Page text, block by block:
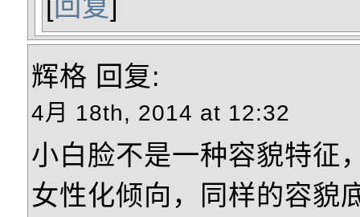
[回复]
辉格 回复:
4月 18th, 2014 at 12:32
小白脸不是一种容貌特征
女性化倾向，同样的容貌